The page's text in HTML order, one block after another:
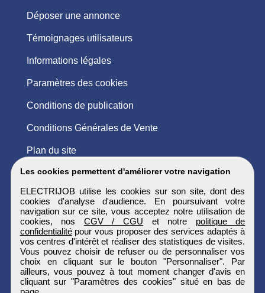
Les cookies permettent d'améliorer votre navigation
ELECTRIJOB utilise les cookies sur son site, dont des
cookies d'analyse d'audience. En poursuivant votre
navigation sur ce site, vous acceptez notre utilisation de
cookies, nos CGV / CGU et notre politique de
confidentialitépour vous proposer des services adaptés à
vos centres d'intérêt et réaliser des statistiques de visites.
Vous pouvez choisir de refuser ou de personnaliser vos
choix en cliquant sur le bouton "Personnaliser". Par
ailleurs, vous pouvez à tout moment changer d'avis en
cliquant sur "Paramètres des cookies" situé en bas de
Déposer une annonce
Témoignages utilisateurs
Informations légales
Paramètres des cookies
Conditions de publication
Conditions Générales de Vente
Plan du site